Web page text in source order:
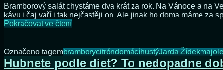
Bramborový salát chystáme dva krát za rok. Na Vánoce a na
kávu i čaj vaří i tak nejčastěji on. Ale jinak ho doma máme za
Pokračovat ve čteníŠtědrovečerní
Označeno tagembramborycitróndomácíhustýJarda Žídek
Hubnete podle diet? To nedopadne